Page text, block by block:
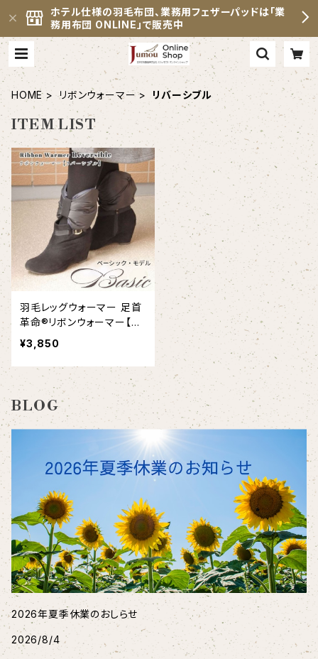
ホテル仕様の羽毛布団、業務用フェザーパッドは「業
務用布団 ONLINE」で販売中
HOME リボンウォーマー リバーシブル
ITEM LIST
羽毛レッグウォーマー 足首
革命®リボンウォーマー【ベ
ーシックモデル】足首 冷え
対策 日本製｜Down Ribb
on-warmer 【Basic Mode
l】
¥3,850
BLOG
2026年夏季休業のおしらせ
2026/8/4